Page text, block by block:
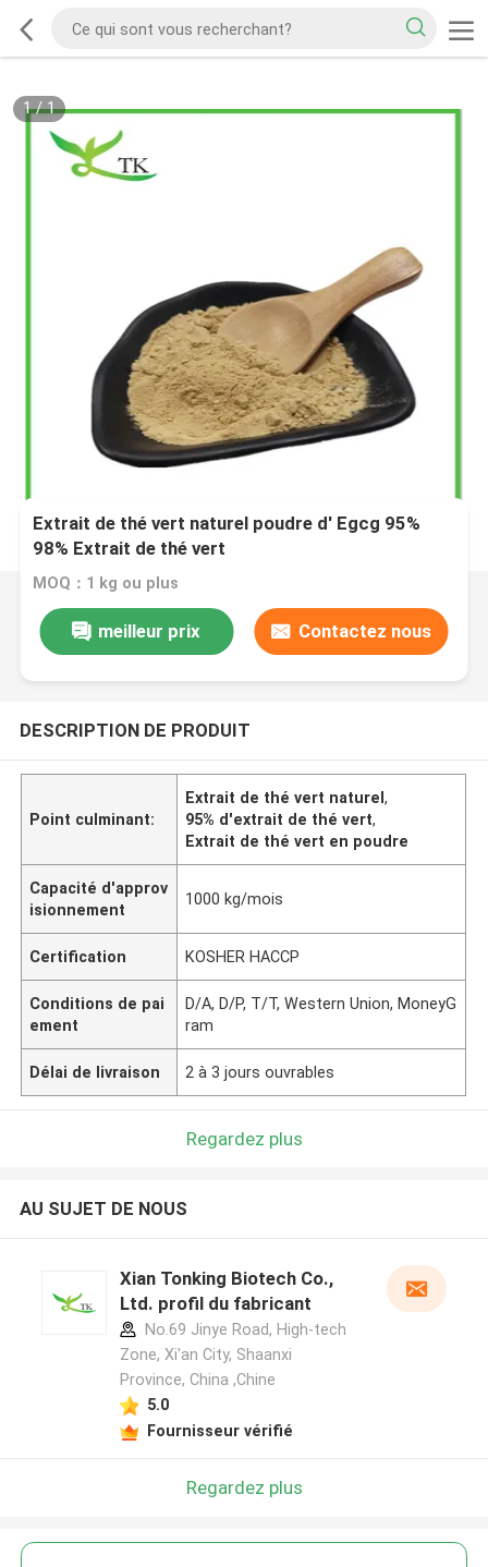
1/1
Extrait de thé vert naturel poudre d' Egcg 95%
98% Extrait de thé vert
MOQ：1 kg ou plus
meilleur prix Contactez nous
DESCRIPTION DE PRODUIT
Point culminant:
Extrait de thé vert naturel,
95% d'extrait de thé vert,
Extrait de thé vert en poudre
Capacité d'approv
isionnement
1000 kg/mois
Certification KOSHER HACCP
Conditions de pai
ement
D/A, D/P, T/T, Western Union, MoneyG
ram
Délai de livraison 2 à 3 jours ouvrables
Regardez plus
AU SUJET DE NOUS
Xian Tonking Biotech Co.,
Ltd. profil du fabricant
No.69 Jinye Road, High-tech
Zone, Xi'an City, Shaanxi
Province, China ,Chine
5.0
Fournisseur vérifié
Regardez plus